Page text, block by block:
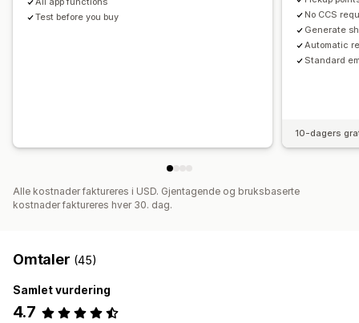
Test before you buy
No CCS
Generate
Automatic
Standard
10-dagers
Alle kostnader faktureres i USD. Gjentagende og bruksbaserte
kostnader faktureres hver 30. dag.
Omtaler (45)
Samlet vurdering
4.7